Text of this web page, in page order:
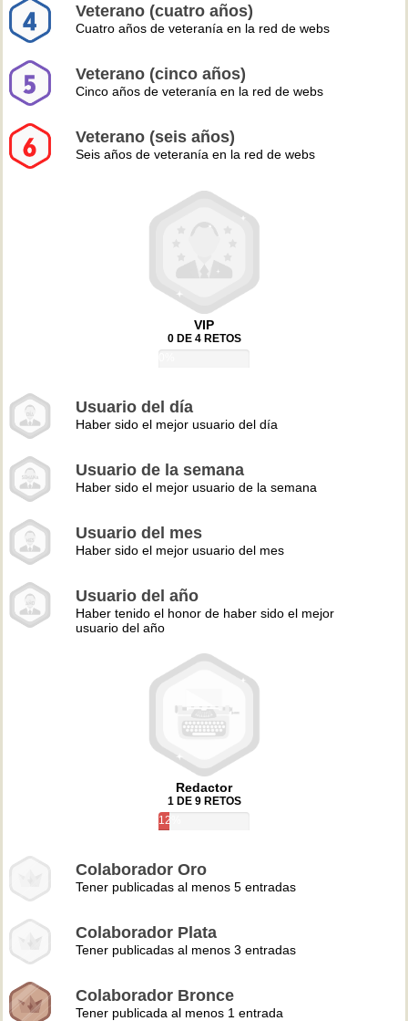
Veterano (cuatro años)
Cuatro años de veteranía en la red de webs
Veterano (cinco años)
Cinco años de veteranía en la red de webs
Veterano (seis años)
Seis años de veteranía en la red de webs
VIP
0 DE 4 RETOS
Usuario del día
Haber sido el mejor usuario del día
Usuario de la semana
Haber sido el mejor usuario de la semana
Usuario del mes
Haber sido el mejor usuario del mes
Usuario del año
Haber tenido el honor de haber sido el mejor
usuario del año
Redactor
1 DE 9 RETOS
12%
Colaborador Oro
Tener publicadas al menos 5 entradas
Colaborador Plata
Tener publicadas al menos 3 entradas
Colaborador Bronce
Tener publicada al menos 1 entrada